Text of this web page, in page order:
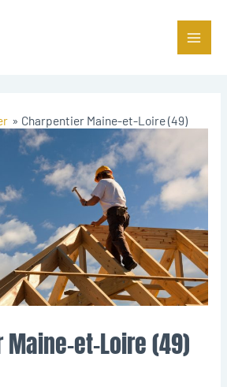
Charpentier Maine-et-Loire (49)
Maine-et-Loire (49)